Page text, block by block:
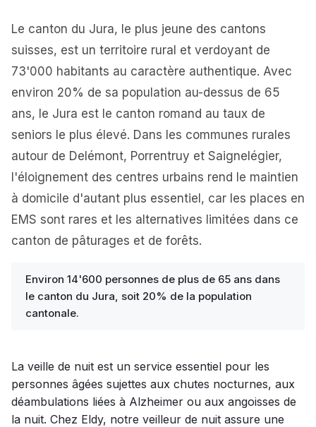
Le canton du Jura, le plus jeune des cantons
suisses, est un territoire rural et verdoyant de
73'000 habitants au caractère authentique. Avec
environ 20% de sa population au-dessus de 65
ans, le Jura est le canton romand au taux de
seniors le plus élevé. Dans les communes rurales
autour de Delémont, Porrentruy et Saignelégier,
l'éloignement des centres urbains rend le maintien
à domicile d'autant plus essentiel, car les places en
EMS sont rares et les alternatives limitées dans ce
canton de pâturages et de forêts.
Environ 14'600 personnes de plus de 65 ans dans
le canton du Jura, soit 20% de la population
cantonale.
La veille de nuit est un service essentiel pour les
personnes âgées sujettes aux chutes nocturnes, aux
déambulations liées à Alzheimer ou aux angoisses de
la nuit. Chez Eldy, notre veilleur de nuit assure une